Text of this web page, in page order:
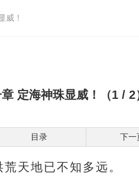
威！
定海神珠显威！（1 / 2
目录 下一
天地已不知多远。